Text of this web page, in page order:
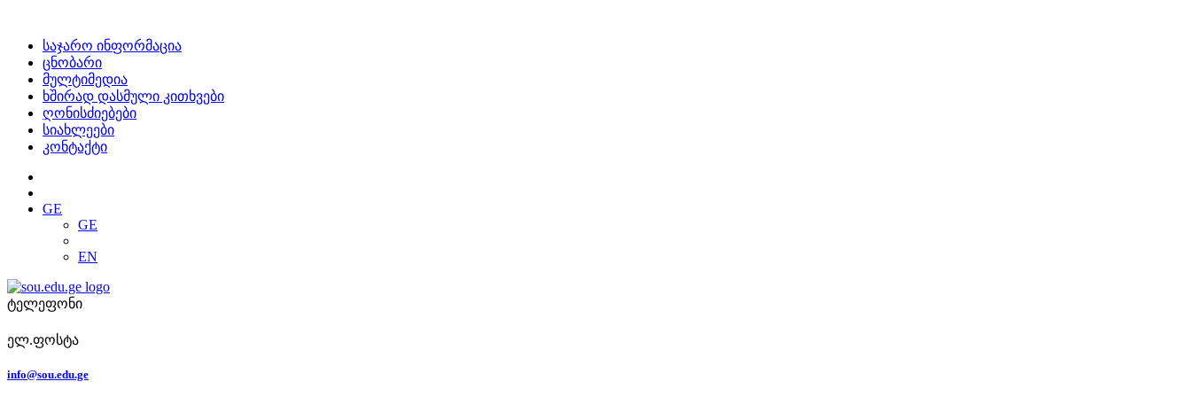
საჯარო ინფორმაცია
ცნობარი
მულტიმედია
ხშირად დასმული კითხვები
ღონისძიებები
სიახლეები
კონტაქტი
GE
GE
EN
ტელეფონი
ელ.ფოსტა
info@sou.edu.ge